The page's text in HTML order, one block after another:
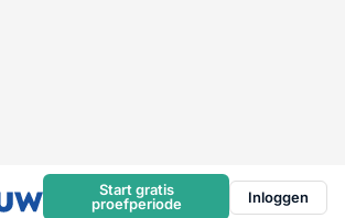
Start gratis
proefperiode
Inloggen